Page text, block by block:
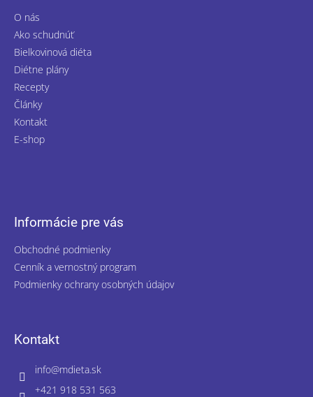
O nás
Ako schudnúť
Bielkovinová diéta
Diétne plány
Recepty
Články
Kontakt
E-shop
Informácie pre vás
Obchodné podmienky
Cenník a vernostný program
Podmienky ochrany osobných údajov
Kontakt
info@mdieta.sk
+421 918 531 563